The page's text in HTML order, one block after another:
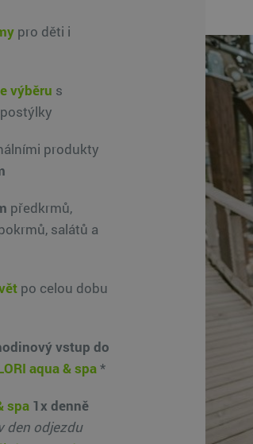
pro děti i
výběru s
produkty
předkrmů,
salátů a
po celou dobu
vstup do
aqua & spa*
spa 1x denně
den odjezdu